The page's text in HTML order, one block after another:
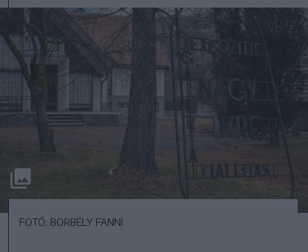
FOTÓ: BORBÉLY FANNI